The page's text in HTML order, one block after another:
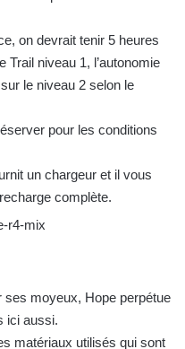
on devrait tenir 5 heures
Trail niveau 1, l’autonomie
le niveau 2 selon le
pour les conditions
un chargeur et il vous
complète.
ses moyeux, Hope perpétue
ici aussi.
matériaux utilisés qui sont